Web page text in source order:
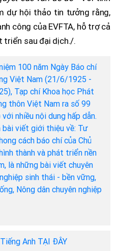
dự hội thảo tin tưởng rằng,
công của EVFTA, hỗ trợ cả
triển sau đại dịch./.
100 năm Ngày Báo chí
Việt Nam (21/6/1925 -
Tạp chí Khoa học Phát
thôn Việt Nam ra số 99
nhiều nội dung hấp dẫn.
bài viết giới thiệu về: Tư
cách báo chí của Chủ
thành và phát triển nền
là những bài viết chuyên
sinh thái - bền vững,
Nông dân chuyên nghiệp
Anh TẠI ĐÂY